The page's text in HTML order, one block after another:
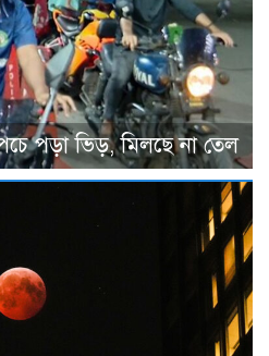
পড়া ভিড়, মিলছে না তেল